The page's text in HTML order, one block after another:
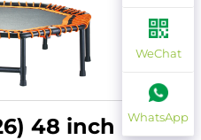
48 inch
WeChat
WhatsApp